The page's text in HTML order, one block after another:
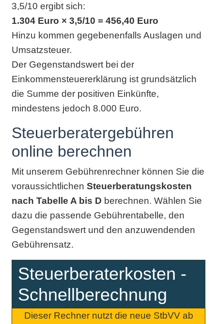
3,5/10 ergibt sich:
1.304 Euro × 3,5/10 = 456,40 Euro
Hinzu kommen gegebenenfalls Auslagen und
Umsatzsteuer.
Der Gegenstandswert bei der
Einkommensteuererklärung ist grundsätzlich
die Summe der positiven Einkünfte,
mindestens jedoch 8.000 Euro.
Steuerberatergebühren
online berechnen
Mit unserem Gebührenrechner können Sie die
voraussichtlichen Steuerberatungskosten
nach Tabelle A bis D berechnen. Wählen Sie
dazu die passende Gebührentabelle, den
Gegenstandswert und den anzuwendenden
Gebührensatz.
Steuerberaterkosten -
Schnellberechnung
Dieser Rechner nutzt die neue StbVV ab